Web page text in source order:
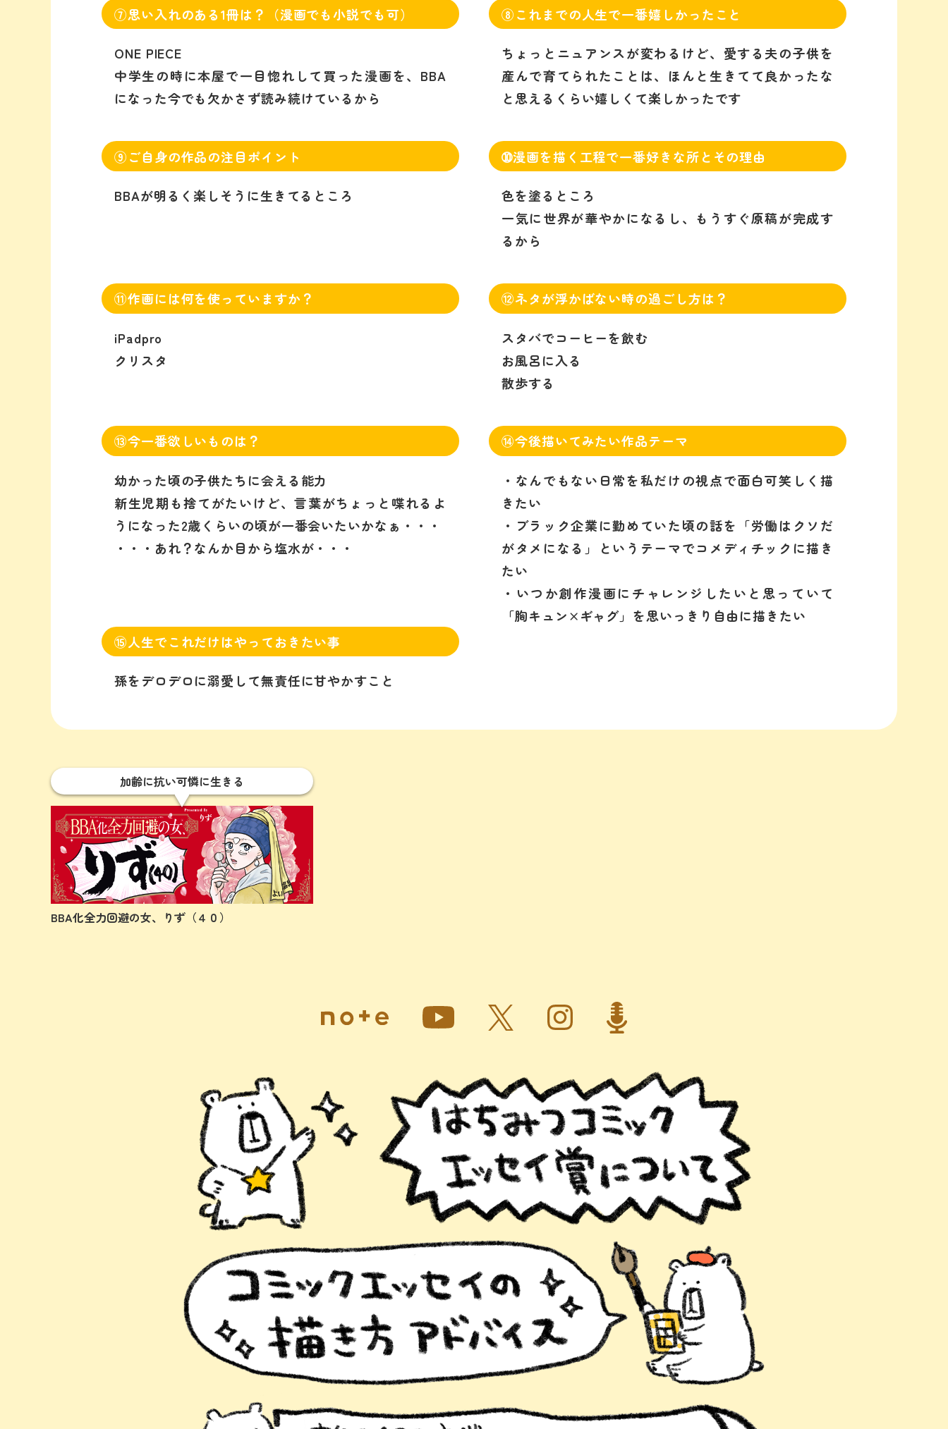
⑦思い入れのある1冊は？（漫画でも小説でも可）
ONE PIECE
中学生の時に本屋で一目惚れして買った漫画を、BBA
になった今でも欠かさず読み続けているから
⑧これまでの人生で一番嬉しかったこと
ちょっとニュアンスが変わるけど、愛する夫の子供を
産んで育てられたことは、ほんと生きてて良かったな
と思えるくらい嬉しくて楽しかったです
⑨ご自身の作品の注目ポイント
BBAが明るく楽しそうに生きてるところ
➉漫画を描く工程で一番好きな所とその理由
色を塗るところ
一気に世界が華やかになるし、もうすぐ原稿が完成す
るから
⑪作画には何を使っていますか？
iPadpro
クリスタ
⑫ネタが浮かばない時の過ごし方は？
スタバでコーヒーを飲む
お風呂に入る
散歩する
⑬今一番欲しいものは？
幼かった頃の子供たちに会える能力
新生児期も捨てがたいけど、言葉がちょっと喋れるよ
うになった2歳くらいの頃が一番会いたいかなぁ・・・
・・・あれ？なんか目から塩水が・・・
⑭今後描いてみたい作品テーマ
・なんでもない日常を私だけの視点で面白可笑しく描
きたい
・ブラック企業に勤めていた頃の話を「労働はクソだ
がタメになる」というテーマでコメディチックに描き
たい
・いつか創作漫画にチャレンジしたいと思っていて
「胸キュン×ギャグ」を思いっきり自由に描きたい
⑮人生でこれだけはやっておきたい事
孫をデロデロに溺愛して無責任に甘やかすこと
加齢に抗い可憐に生きる
BBA化全力回避の女、りず（４０）